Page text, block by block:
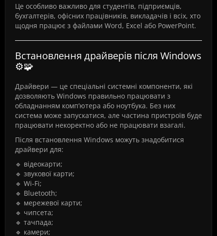
Це особливо важливо для студентів, підприємців,
бухгалтерів, офісних працівників, викладачів і всіх, хто
щодня працює з файлами Word, Excel або PowerPoint.
Встановлення драйверів після Windows
⚙️🧩
Драйвери — це спеціальні системні компоненти, які
дозволяють Windows правильно працювати з
обладнанням комп’ютера або ноутбука. Без них
система може запускатися, але частина пристроїв буде
працювати некоректно або не працювати взагалі.
Після встановлення Windows можуть знадобитися
драйвери для:
🔹 відеокарти;
🔹 звукової карти;
🔹 Wi-Fi;
🔹 Bluetooth;
🔹 мережевої карти;
🔹 чипсета;
🔹 тачпада;
🔹 камери;